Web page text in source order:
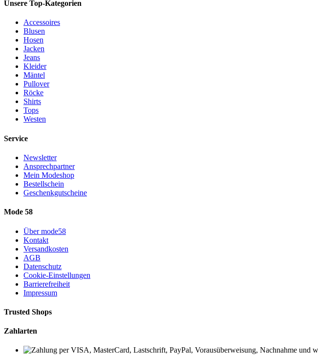
Unsere Top-Kategorien
Accessoires
Blusen
Hosen
Jacken
Jeans
Kleider
Mäntel
Pullover
Röcke
Shirts
Tops
Westen
Service
Newsletter
Ansprechpartner
Mein Modeshop
Bestellschein
Geschenkgutscheine
Mode 58
Über mode58
Kontakt
Versandkosten
AGB
Datenschutz
Cookie-Einstellungen
Barrierefreiheit
Impressum
Trusted Shops
Zahlarten